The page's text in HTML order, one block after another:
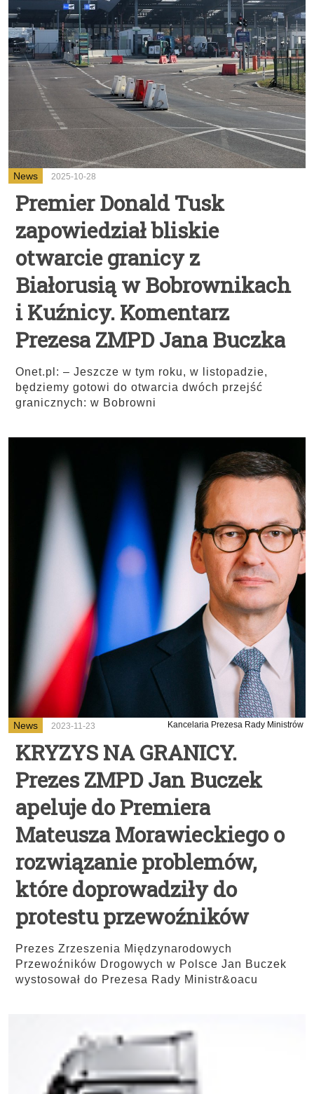
News 2025-10-28
Premier Donald Tusk
zapowiedział bliskie
otwarcie granicy z
Białorusią w Bobrownikach
i Kuźnicy. Komentarz
Prezesa ZMPD Jana Buczka
Onet.pl: – Jeszcze w tym roku, w listopadzie,
będziemy gotowi do otwarcia dwóch przejść
granicznych: w Bobrowni
News 2023-11-23 Kancelaria Prezesa Rady Ministrów
KRYZYS NA GRANICY.
Prezes ZMPD Jan Buczek
apeluje do Premiera
Mateusza Morawieckiego o
rozwiązanie problemów,
które doprowadziły do
protestu przewoźników
Prezes Zrzeszenia Międzynarodowych
Przewoźników Drogowych w Polsce Jan Buczek
wystosował do Prezesa Rady Ministr&oacu